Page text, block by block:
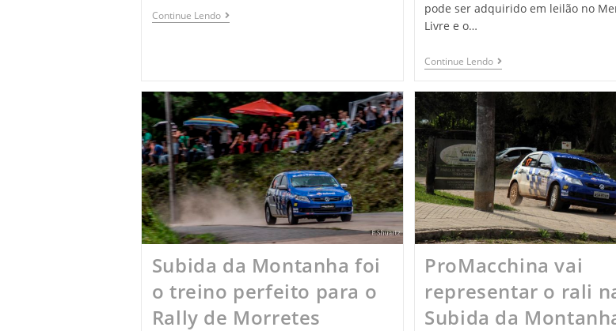
Continue Lendo
pode ser adquirido em leilão no
Livre e o…
Continue Lendo
Subida da Montanha foi
o treino perfeito para o
Rally de Morretes
ProMacchina vai
representar o rali
Subida da